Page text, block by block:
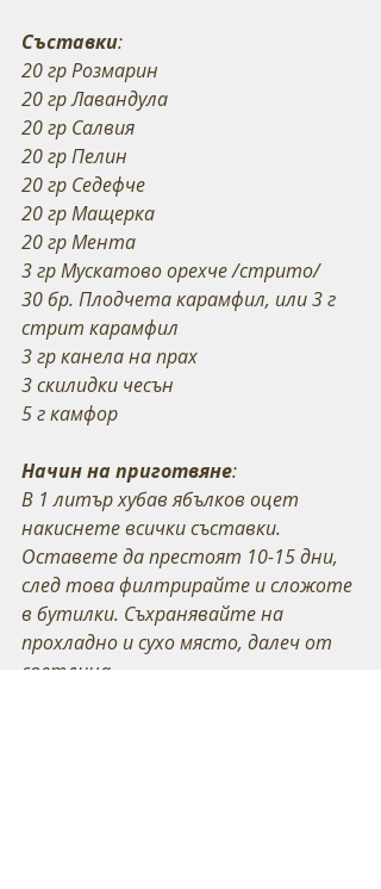
Съставки:
20 гр Розмарин
20 гр Лавандула
20 гр Салвия
20 гр Пелин
20 гр Седефче
20 гр Мащерка
20 гр Мента
3 гр Мускатово орехче /стрито/
30 бр. Плодчета карамфил, или 3 г
стрит карамфил
3 гр канела на прах
3 скилидки чесън
5 г камфор
Начин на приготвяне:
В 1 литър хубав ябълков оцет
накиснете всички съставки.
Оставете да престоят 10-15 дни,
след това филтрирайте и сложоте
в бутилки. Съхранявайте на
прохладно и сухо място, далеч от
светлина.